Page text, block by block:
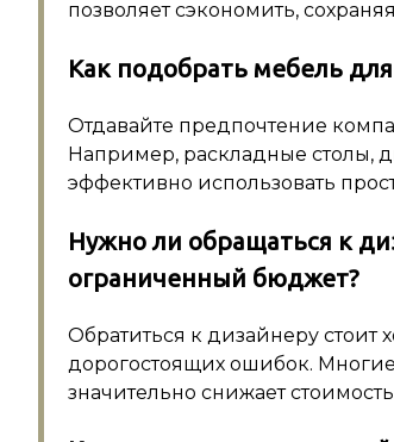
позволяет сэкономить,
Как подобрать мебель
Отдавайте предпочтение
Например, раскладные столы,
эффективно использовать
Нужно ли обращаться к
ограниченный бюджет?
Обратиться к дизайнеру стоит
дорогостоящих ошибок.
значительно снижает